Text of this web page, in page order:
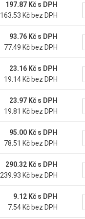
197.87 Kč s DPH
163.53 Kč bez DPH
93.76 Kč s DPH
77.49 Kč bez DPH
23.16 Kč s DPH
19.14 Kč bez DPH
23.97 Kč s DPH
19.81 Kč bez DPH
95.00 Kč s DPH
78.51 Kč bez DPH
290.32 Kč s DPH
239.93 Kč bez DPH
9.12 Kč s DPH
7.54 Kč bez DPH